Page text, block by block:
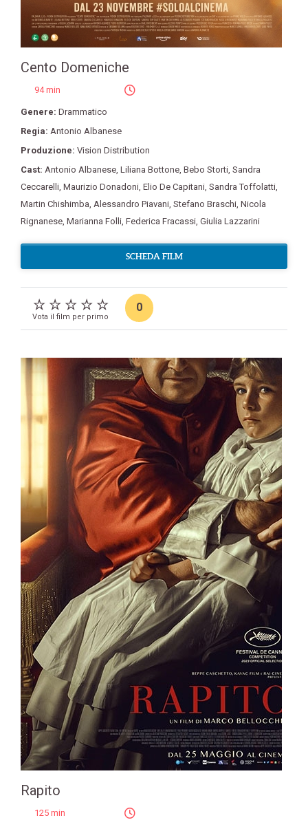
Cento Domeniche
94 min
Genere: Drammatico
Regia: Antonio Albanese
Produzione: Vision Distribution
Cast: Antonio Albanese, Liliana Bottone, Bebo Storti, Sandra
Ceccarelli, Maurizio Donadoni, Elio De Capitani, Sandra Toffolatti,
Martin Chishimba, Alessandro Piavani, Stefano Braschi, Nicola
Rignanese, Marianna Folli, Federica Fracassi, Giulia Lazzarini
SCHEDA FILM
Vota il film per primo
0
Rapito
125 min